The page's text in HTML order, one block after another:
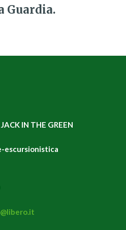
Guardia.
IN THE GREEN
escursionistica